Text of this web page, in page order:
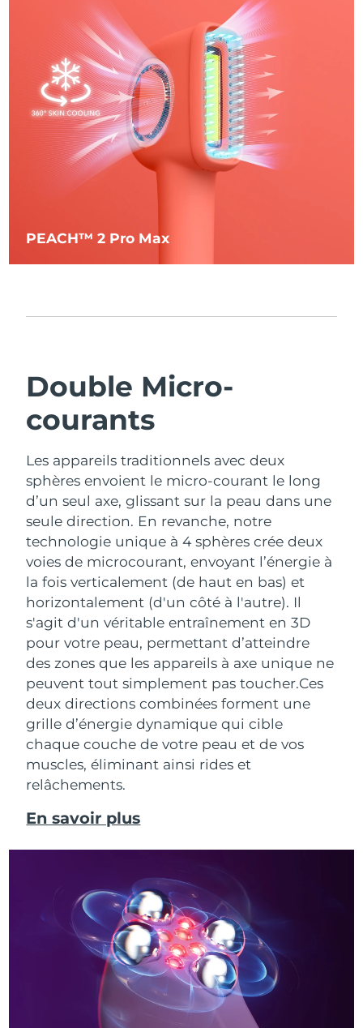
PEACH™ 2 Pro Max
Double Micro-
courants
Les appareils traditionnels avec deux
sphères envoient le micro-courant le long
d’un seul axe, glissant sur la peau dans une
seule direction. En revanche, notre
technologie unique à 4 sphères crée deux
voies de microcourant, envoyant l’énergie à
la fois verticalement (de haut en bas) et
horizontalement (d'un côté à l'autre). Il
s'agit d'un véritable entraînement en 3D
pour votre peau, permettant d’atteindre
des zones que les appareils à axe unique ne
peuvent tout simplement pas toucher.Ces
deux directions combinées forment une
grille d’énergie dynamique qui cible
chaque couche de votre peau et de vos
muscles, éliminant ainsi rides et
relâchements.
En savoir plus